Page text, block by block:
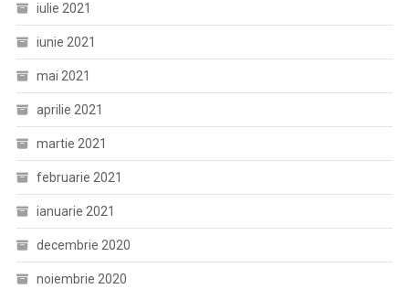
iulie 2021
iunie 2021
mai 2021
aprilie 2021
martie 2021
februarie 2021
ianuarie 2021
decembrie 2020
noiembrie 2020